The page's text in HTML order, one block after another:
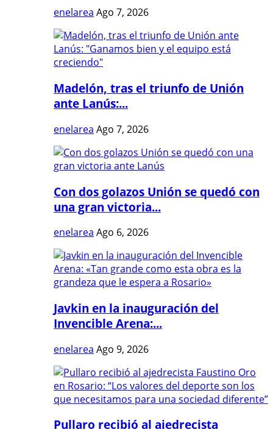
enelarea Ago 7, 2026
Madelón, tras el triunfo de Unión
ante Lanús:...
enelarea Ago 7, 2026
Con dos golazos Unión se quedó con
una gran victoria...
enelarea Ago 6, 2026
Javkin en la inauguración del
Invencible Arena:...
enelarea Ago 9, 2026
Pullaro recibió al ajedrecista